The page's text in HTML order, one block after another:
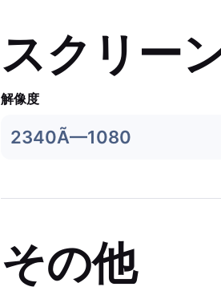
スクリー
解像度
2340Ã—1080
その他